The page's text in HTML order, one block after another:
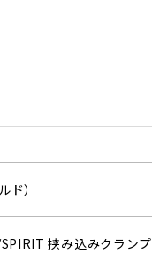
ド）
挟み込みクランプ